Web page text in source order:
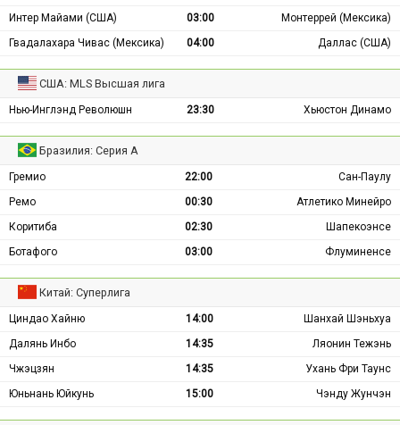
Интер Майами (США)
03:00
Монтеррей (Мексика)
Гвадалахара Чивас (Мексика)
04:00 Даллас (США)
США: MLS Высшая лига
Нью-Инглэнд Революшн 23:30 Хьюстон Динамо
Бразилия: Серия А
Гремио 22:00
Сан-Паулу
Ремо
00:30
Атлетико Минейро
Коритиба
02:30
Шапекоэнсе
Ботафого
03:00 Флуминенсе
Китай: Суперлига
Циндао Хайню 14:00
Шанхай Шэньхуа
Далянь Инбо
14:35
Ляонин Тежэнь
Чжэцзян
14:35
Ухань Фри Таунс
Юньнань Юйкунь
15:00 Чэнду Жунчэн